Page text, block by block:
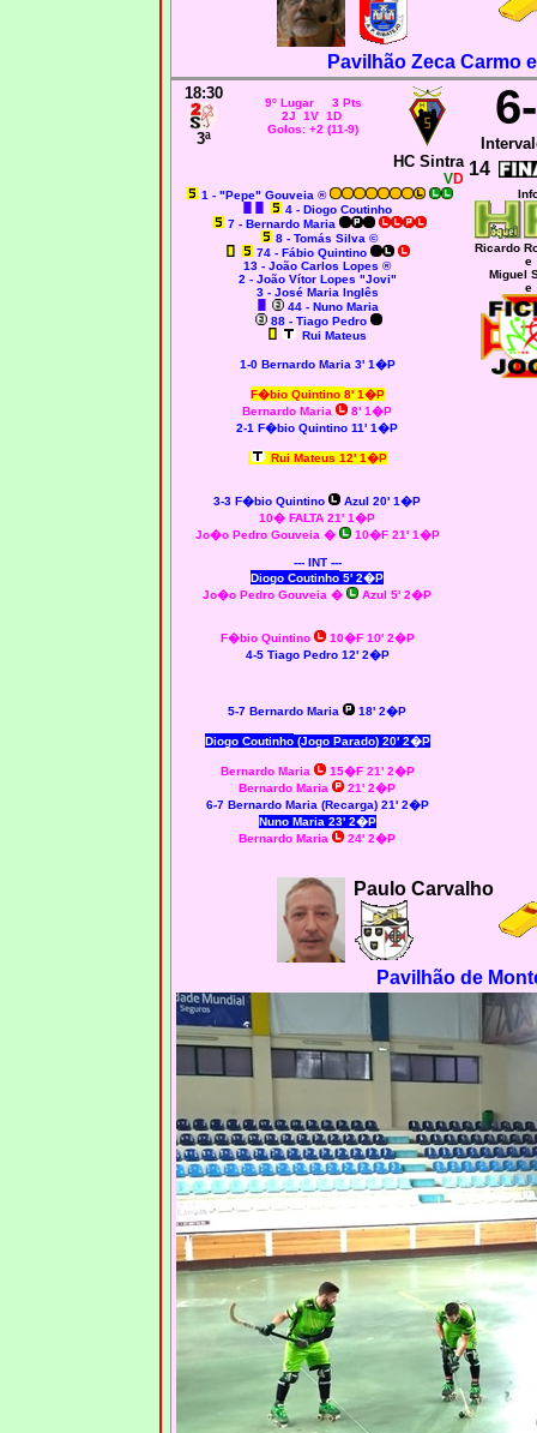
Pavilhão Zeca Carmo
18:30
3ª
9º Lugar 3 Pts
2J 1V 1D
Golos: +2 (11-9)
HC Sintra
VD 14
1 - "Pepe" Gouveia ®
4 - Diogo Coutinho
7 - Bernardo Maria
8 - Tomás Silva ©
74 - Fábio Quintino
13 - João Carlos Lopes ®
2 - João Vítor Lopes "Jovi"
3 - José Maria Inglês
44 - Nuno Maria
88 - Tiago Pedro
Rui Mateus
1-0 Bernardo Maria 3' 1�P
F�bio Quintino 8' 1�P
Bernardo Maria
8' 1�P
2-1 F�bio Quintino 11' 1�P
Rui Mateus 12' 1�P
3-3 F�bio Quintino
Azul 20' 1�P
10� FALTA 21' 1�P
Jo�o Pedro Gouveia � 10�F 21' 1�P
--- INT ---
Diogo Coutinho 5' 2�P
Jo�o Pedro Gouveia � Azul 5' 2�P
F�bio Quintino
10�F 10' 2�P
4-5 Tiago Pedro 12' 2�P
5-7 Bernardo Maria 18' 2�P
Diogo Coutinho(Jogo Parado) 20' 2�P
Bernardo Maria
15�F 21' 2�P
Bernardo Maria
21' 2�P
6-7 Bernardo Maria (Recarga) 21' 2�P
Nuno Maria 23' 2�P
Bernardo Maria
24' 2�P
Ricardo
e
Miguel
e
Paulo Carvalho
Pavilhão de